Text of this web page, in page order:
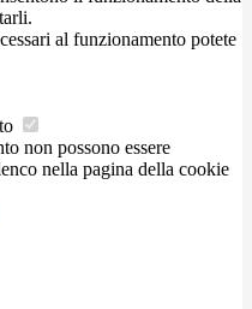
al funzionamento potete
non possono essere
nella pagina della cookie